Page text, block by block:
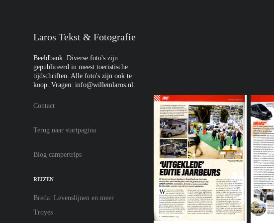
Laros Tekst & Fotografie
Beeldbank. Diverse foto's zijn
gepubliceerd in meest toeristische
tijdschriften. Alle foto's zijn ook te
koop. Vragen: info@willemlaros.nl.
Contact
Terug naar startpagina
Blog campertrips
REIZEN
Breda: Levenslijnen en meer
Troyes